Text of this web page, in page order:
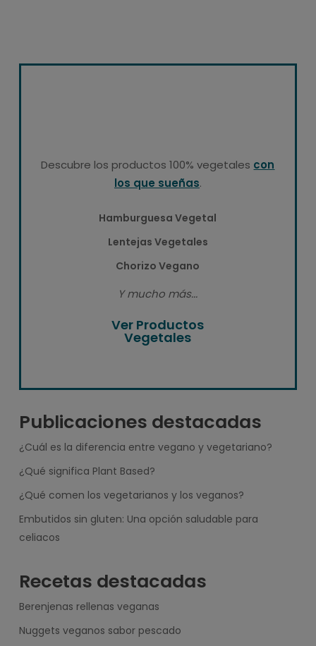
Descubre los productos 100% vegetales con
los que sueñas.
Hamburguesa Vegetal
Lentejas Vegetales
Chorizo Vegano
Y mucho más...
Ver Productos
Vegetales
Publicaciones destacadas
¿Cuál es la diferencia entre vegano y vegetariano?
¿Qué significa Plant Based?
¿Qué comen los vegetarianos y los veganos?
Embutidos sin gluten: Una opción saludable para
celiacos
Recetas destacadas
Berenjenas rellenas veganas
Nuggets veganos sabor pescado